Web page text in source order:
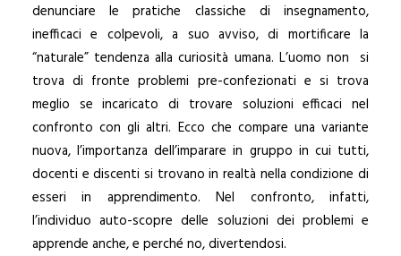
denunciare le pratiche classiche di insegnamento,
inefficaci e colpevoli, a suo avviso, di mortificare la
“naturale” tendenza alla curiosità umana. L’uomo non si
trova di fronte problemi pre-confezionati e si trova
meglio se incaricato di trovare soluzioni efficaci nel
confronto con gli altri. Ecco che compare una variante
nuova, l’importanza dell’imparare in gruppo in cui tutti,
docenti e discenti si trovano in realtà nella condizione di
esseri in apprendimento. Nel confronto, infatti,
l’individuo auto-scopre delle soluzioni dei problemi e
apprende anche, e perché no, divertendosi.